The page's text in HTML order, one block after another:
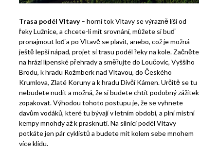
Trasa podél Vltavy– horní tok Vltavy se výrazně liší od
řeky Lužnice, a chcete-li mít srovnání, můžete si buď
pronajmout loď a po Vltavě se plavit, anebo, což je možná
ještě lepší nápad, projet si trasu podél řeky na kole. Začněte
na hrázi lipenské přehrady a směřujte do Loučovic, Vyššího
Brodu, k hradu Rožmberk nad Vltavou, do Českého
Krumlova, Zlaté Koruny a k hradu Dívčí Kámen. Určitě se tu
nebudete nudit a možná, že si budete chtít podobný zážitek
zopakovat. Výhodou tohoto postupu je, že se vyhnete
davům vodáků, které tu bývají v letním období, a plní místní
kempy mnohdy až k prasknutí. Na silnici podél Vltavy
potkáte jen pár cyklistů a budete mít kolem sebe mnohem
více klidu.